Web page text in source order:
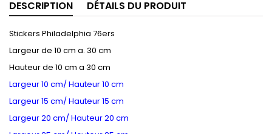
DESCRIPTION DÉTAILS DU PRODUIT
Stickers Philadelphia 76ers
Largeur de 10 cm a. 30 cm
Hauteur de 10 cm a 30 cm
Largeur 10 cm/ Hauteur 10 cm
Largeur 15 cm/ Hauteur 15 cm
Largeur 20 cm/ Hauteur 20 cm